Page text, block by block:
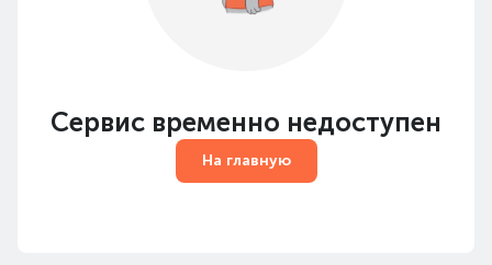
Сервис временно недоступен
На главную